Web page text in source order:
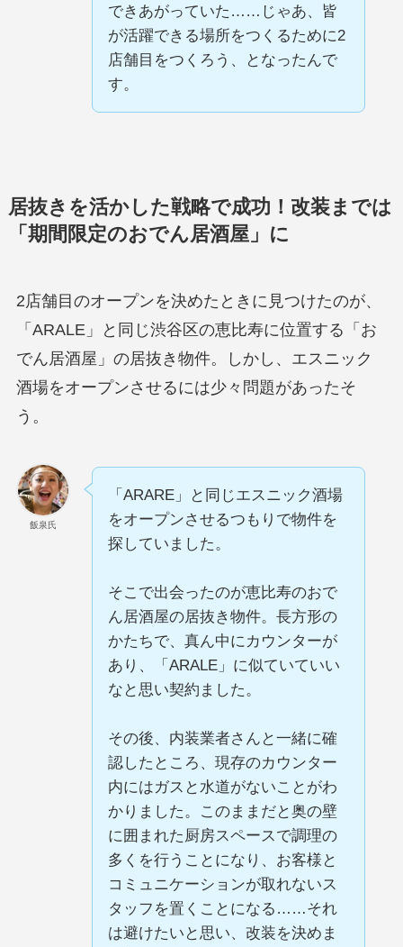
できあがっていた……じゃあ、皆
が活躍できる場所をつくるために2
店舗目をつくろう、となったんで
す。
居抜きを活かした戦略で成功！改装までは
「期間限定のおでん居酒屋」に
2店舗目のオープンを決めたときに見つけたのが、
「ARALE」と同じ渋谷区の恵比寿に位置する「お
でん居酒屋」の居抜き物件。しかし、エスニック
酒場をオープンさせるには少々問題があったそ
う。
飯泉氏
「ARARE」と同じエスニック酒場
をオープンさせるつもりで物件を
探していました。
そこで出会ったのが恵比寿のおで
ん居酒屋の居抜き物件。長方形の
かたちで、真ん中にカウンターが
あり、「ARALE」に似ていていい
なと思い契約ました。
その後、内装業者さんと一緒に確
認したところ、現存のカウンター
内にはガスと水道がないことがわ
かりました。このままだと奥の壁
に囲まれた厨房スペースで調理の
多くを行うことになり、お客様と
コミュニケーションが取れないス
タッフを置くことになる……それ
は避けたいと思い、改装を決めま